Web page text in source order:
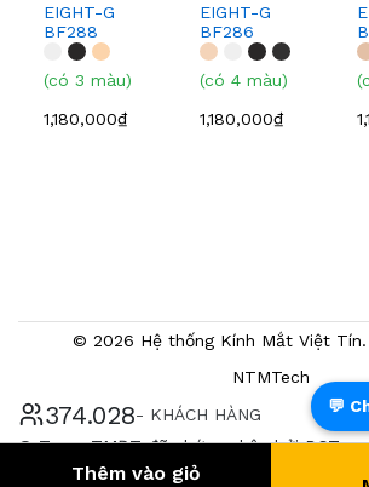
EIGHT-G
BF288
(có 3 màu)
1,180,000₫
EIGHT-G
BF286
(có 4 màu)
1,180,000₫
💬
© 2026 Hệ thống Kính Mắt Việt
NTMTech
393.783- KHÁCH HÀNG
® Trang TMĐT đã chứng nhận bởi BCT
Thêm vào giỏ